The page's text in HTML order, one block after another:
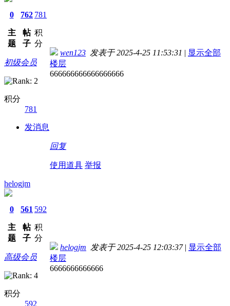
0
主
题
762
帖
子
781
积
分
初级会员
积分
781
发消息
wen123 发表于 2025-4-25 11:53:31 | 显示全部
楼层
666666666666666666
回复
使用道具 举报
helogjm
0
主
题
561
帖
子
592
积
分
高级会员
积分
592
helogjm 发表于 2025-4-25 12:03:37 | 显示全部
楼层
6666666666666